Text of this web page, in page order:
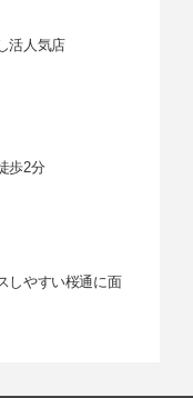
活人気店
歩2分
しやすい桜通に面